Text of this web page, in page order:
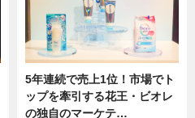
5年連続で売上1位！市場でト
ップを牽引する花王・ビオレ
の独自のマーケテ…